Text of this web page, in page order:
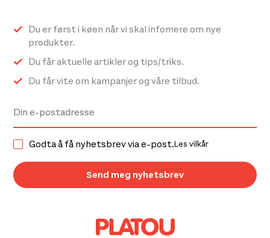
Du er først i køen når vi skal infomere om nye
produkter.
Du får aktuelle artikler og tips/triks.
Du får vite om kampanjer og våre tilbud.
Godta å få nyhetsbrev via e-post.Les vilkår